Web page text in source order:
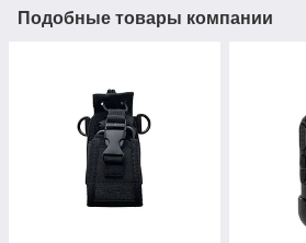
Подобные товары компании